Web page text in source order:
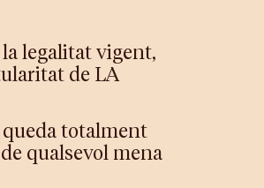
legalitat vigent,
de LA
queda totalment
qualsevol mena